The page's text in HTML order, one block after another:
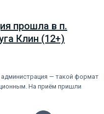
прошла в п.
Клин (12+)
— такой формат
На приём пришли